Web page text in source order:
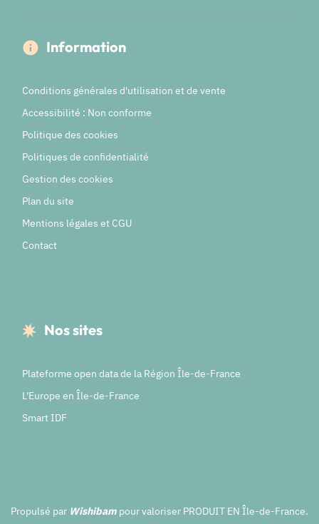
Information
Conditions générales d'utilisation et de vente
Accessibilité : Non conforme
Politique des cookies
Politiques de confidentialité
Gestion des cookies
Plan du site
Mentions légales et CGU
Contact
Nos sites
Plateforme open data de la Région Île-de-France
L'Europe en Île-de-France
Smart IDF
Propulsé par Wishibam pour valoriser PRODUIT EN Île-de-France.